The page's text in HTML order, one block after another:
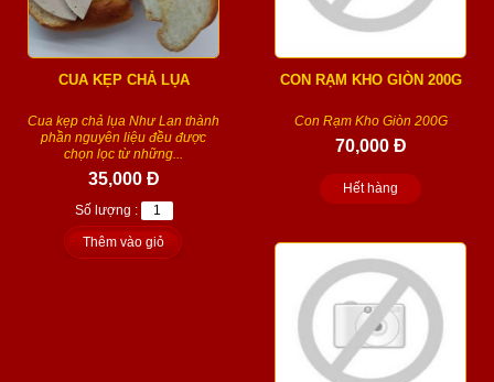
CUA KẸP CHẢ LỤA
Cua kẹp chả lụa Như Lan thành
phần nguyên liệu đều được
chọn lọc từ những...
35,000 Đ
Số lượng :
Thêm vào giỏ
CON RẠM KHO GIÒN 200G
Con Rạm Kho Giòn 200G
70,000 Đ
Hết hàng